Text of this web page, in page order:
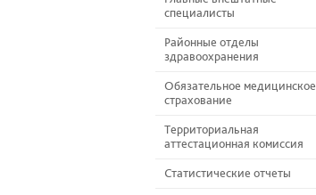
специалисты
Районные отделы
здравоохранения
Обязательное медицинское
страхование
Территориальная
аттестационная комиссия
Статистические отчеты